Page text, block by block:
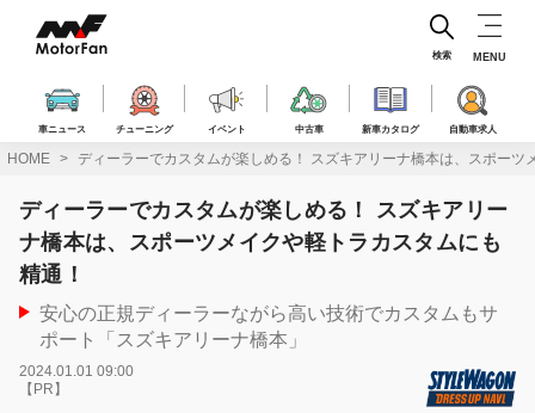
ス
車ニュース チューニング イベント 中古車 新車カタログ 自動車求人
検索 MENU
HOME ディーラーでカスタムが楽しめる！ スズキアリーナ橋本は、スポーツ
ディーラーでカスタムが楽しめる！ スズキアリー
ナ橋本は、スポーツメイクや軽トラカスタムにも
精通！
安心の正規ディーラーながら高い技術でカスタムもサ
ポート「スズキアリーナ橋本」
2024.01.01 09:00
【PR】